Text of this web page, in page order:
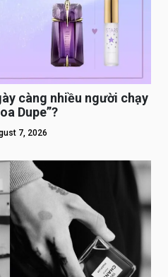
càng nhiều người chạy
Dupe”?
7, 2026